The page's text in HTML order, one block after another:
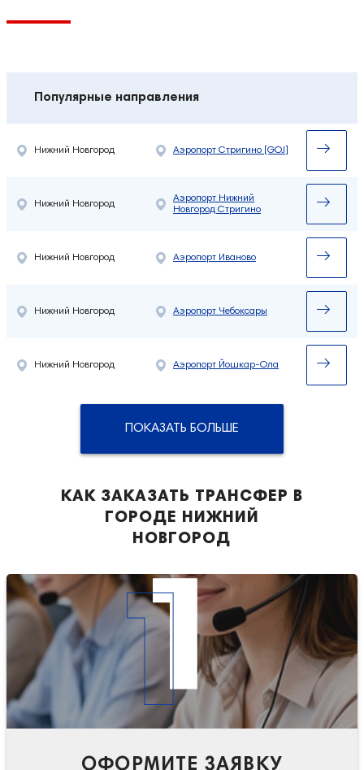
Популярные направления
Нижний Новгород Аэропорт Стригино [GOJ]
Нижний Новгород
Аэропорт Нижний
Новгород Стригино
Нижний Новгород Аэропорт Иваново
Нижний Новгород Аэропорт Чебоксары
Нижний Новгород Аэропорт Йошкар-Ола
ПОКАЗАТЬ БОЛЬШЕ
КАК ЗАКАЗАТЬ ТРАНСФЕР В
ГОРОДЕ НИЖНИЙ
НОВГОРОД
ОФОРМИТЕ ЗАЯВКУ
1